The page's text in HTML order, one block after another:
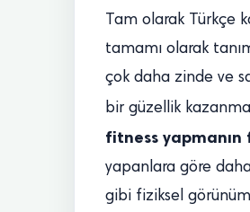
Tam olarak Türkçe
tamamı olarak
çok daha zinde ve
bir güzellik
fitness yapmanın
yapanlara göre
gibi fiziksel